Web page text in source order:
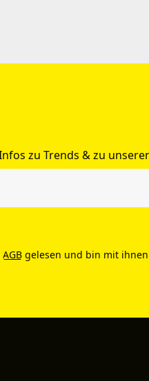
zu Trends & zu
AGB gelesen und bin mit